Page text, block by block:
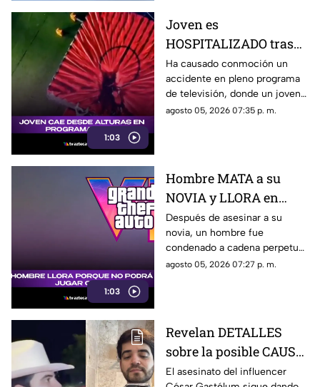
1:03
Joven es
HOSPITALIZADO tras
caer desde 8 metros de
altura en programa de
televisión (+VIDEO)
Ha causado conmoción un
accidente en pleno programa
de televisión, donde un joven
sufrió una caída y terminó
agosto 05, 2026 07:35 p. m.
1:03
Hombre MATA a su
NOVIA y LLORA en
prisión por no poder
jugar GTA; así fue
captado (+VIDEO)
Después de asesinar a su
novia, un hombre fue
condenado a cadena perpetua
y lloró, aunque no por lo
agosto 05, 2026 07:27 p. m.
Revelan DETALLES
sobre la posible CAUSA
del ASESINATO de
El asesinato del influencer